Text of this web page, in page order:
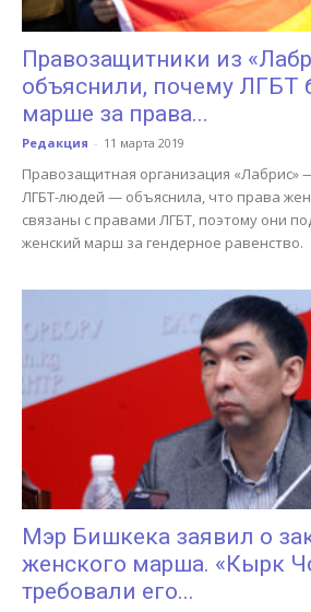
Правозащитники из
объяснили, почему ЛГБТ
марше за права...
Редакция - 11 марта 2019
Правозащитная организация
ЛГБТ-людей — объяснила, что права
связаны с правами ЛГБТ, поэтому они
женский марш за гендерное равенство.
Мэр Бишкека заявил о
женского марша. «Кырк
требовали его...